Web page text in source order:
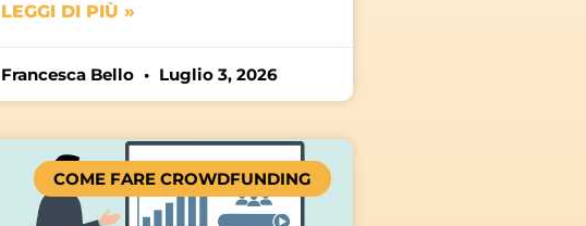
LEGGI DI PIÙ »
Francesca Bello Luglio 3, 2026
COME FARE CROWDFUNDING